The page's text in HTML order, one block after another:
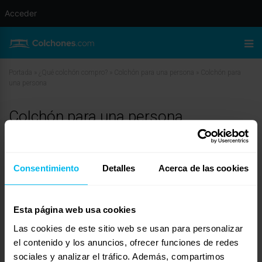
Consentimiento Detalles Acerca de las cookies
Esta página web usa cookies
Las cookies de este sitio web se usan para personalizar
el contenido y los anuncios, ofrecer funciones de redes
sociales y analizar el tráfico. Además, compartimos
Colchón para una persona
#23573
Buenas tardes Marga.
Entiendo si dice que es un colchón provisional, que buscará una buena
relación calidad-precio en el colchón.
Si nos ceñimos a esas características más el peso del durmiente, un
Acceder